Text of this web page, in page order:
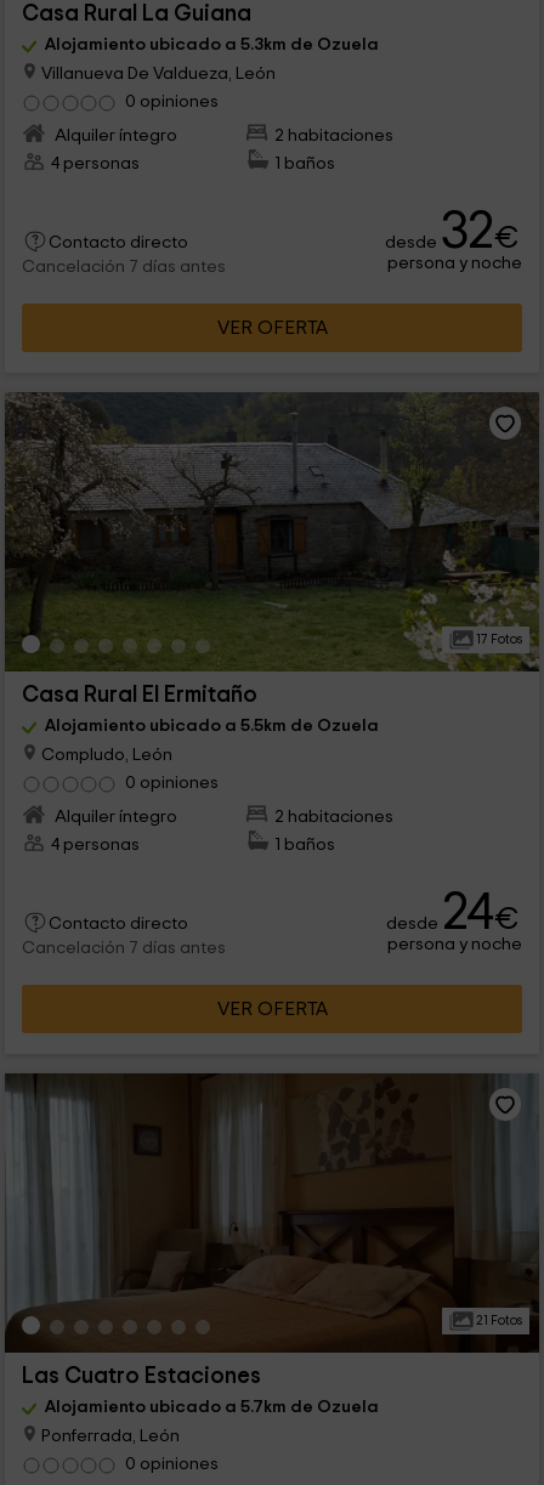
Casa Rural La Guiana
Alojamiento ubicado a 5.3km de Ozuela
Villanueva De Valdueza, León
0 opiniones
Alquiler íntegro
2 habitaciones
4 personas
1 baños
Contacto directo
Cancelación 7 días antes
desde 32€
persona y noche
VER OFERTA
17 Fotos
Casa Rural El Ermitaño
Alojamiento ubicado a 5.5km de Ozuela
Compludo, León
0 opiniones
Alquiler íntegro
2 habitaciones
4 personas
1 baños
Contacto directo
Cancelación 7 días antes
desde 24€
persona y noche
VER OFERTA
21 Fotos
Las Cuatro Estaciones
Alojamiento ubicado a 5.7km de Ozuela
Ponferrada, León
0 opiniones